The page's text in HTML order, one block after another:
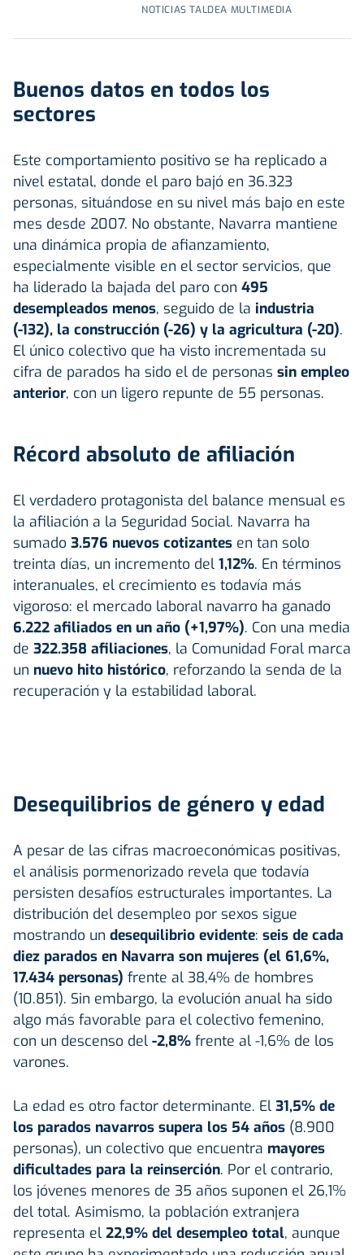
NOTICIAS TALDEA MULTIMEDIA
Buenos datos en todos los
sectores
Este comportamiento positivo se ha replicado a
nivel estatal, donde el paro bajó en 36.323
personas, situándose en su nivel más bajo en este
mes desde 2007. No obstante, Navarra mantiene
una dinámica propia de afianzamiento,
especialmente visible en el sector servicios, que
ha liderado la bajada del paro con 495
desempleados menos, seguido de la industria
(-132), la construcción (-26) y la agricultura (-20).
El único colectivo que ha visto incrementada su
cifra de parados ha sido el de personas sin empleo
anterior, con un ligero repunte de 55 personas.
Récord absoluto de afiliación
El verdadero protagonista del balance mensual es
la afiliación a la Seguridad Social. Navarra ha
sumado 3.576 nuevos cotizantes en tan solo
treinta días, un incremento del 1,12%. En términos
interanuales, el crecimiento es todavía más
vigoroso: el mercado laboral navarro ha ganado
6.222 afiliados en un año (+1,97%). Con una media
de 322.358 afiliaciones, la Comunidad Foral marca
un nuevo hito histórico, reforzando la senda de la
recuperación y la estabilidad laboral.
Desequilibrios de género y edad
A pesar de las cifras macroeconómicas positivas,
el análisis pormenorizado revela que todavía
persisten desafíos estructurales importantes. La
distribución del desempleo por sexos sigue
mostrando un desequilibrio evidente: seis de cada
diez parados en Navarra son mujeres (el 61,6%,
17.434 personas) frente al 38,4% de hombres
(10.851). Sin embargo, la evolución anual ha sido
algo más favorable para el colectivo femenino,
con un descenso del -2,8% frente al -1,6% de los
varones.
La edad es otro factor determinante. El 31,5% de
los parados navarros supera los 54 años (8.900
personas), un colectivo que encuentra mayores
dificultades para la reinserción. Por el contrario,
los jóvenes menores de 35 años suponen el 26,1%
del total. Asimismo, la población extranjera
representa el 22,9% del desempleo total, aunque